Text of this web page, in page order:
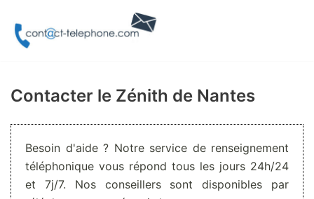
Aller
Contacter le Zénith de Nantes
Besoin d'aide ? Notre service de renseignement
téléphonique vous répond tous les jours 24h/24
et 7j/7. Nos conseillers sont disponibles par